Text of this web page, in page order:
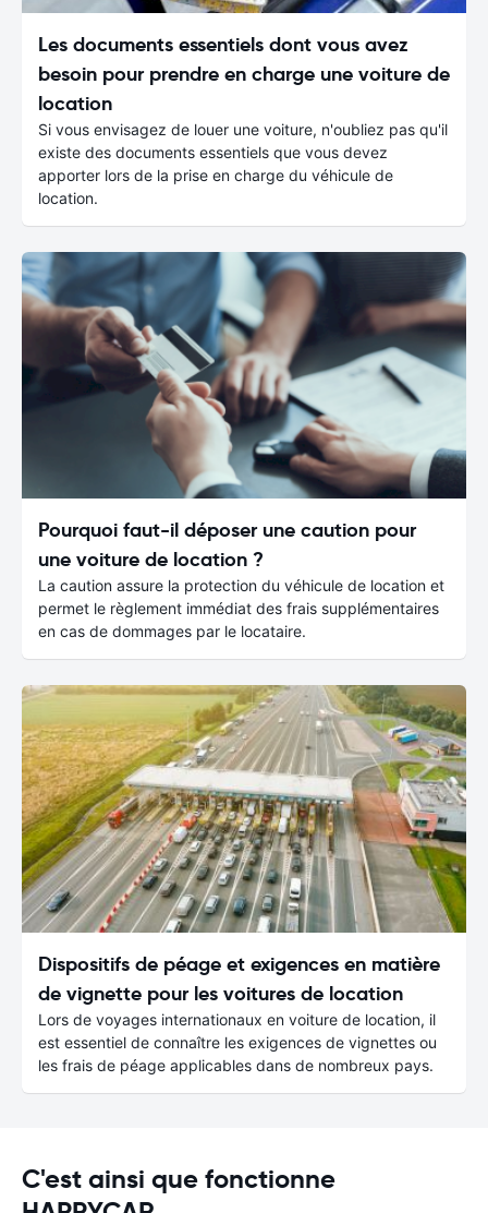
Les documents essentiels dont vous avez
besoin pour prendre en charge une voiture de
location
Si vous envisagez de louer une voiture, n'oubliez pas qu'il
existe des documents essentiels que vous devez
apporter lors de la prise en charge du véhicule de
location.
Pourquoi faut-il déposer une caution pour
une voiture de location ?
La caution assure la protection du véhicule de location et
permet le règlement immédiat des frais supplémentaires
en cas de dommages par le locataire.
Dispositifs de péage et exigences en matière
de vignette pour les voitures de location
Lors de voyages internationaux en voiture de location, il
est essentiel de connaître les exigences de vignettes ou
les frais de péage applicables dans de nombreux pays.
C'est ainsi que fonctionne